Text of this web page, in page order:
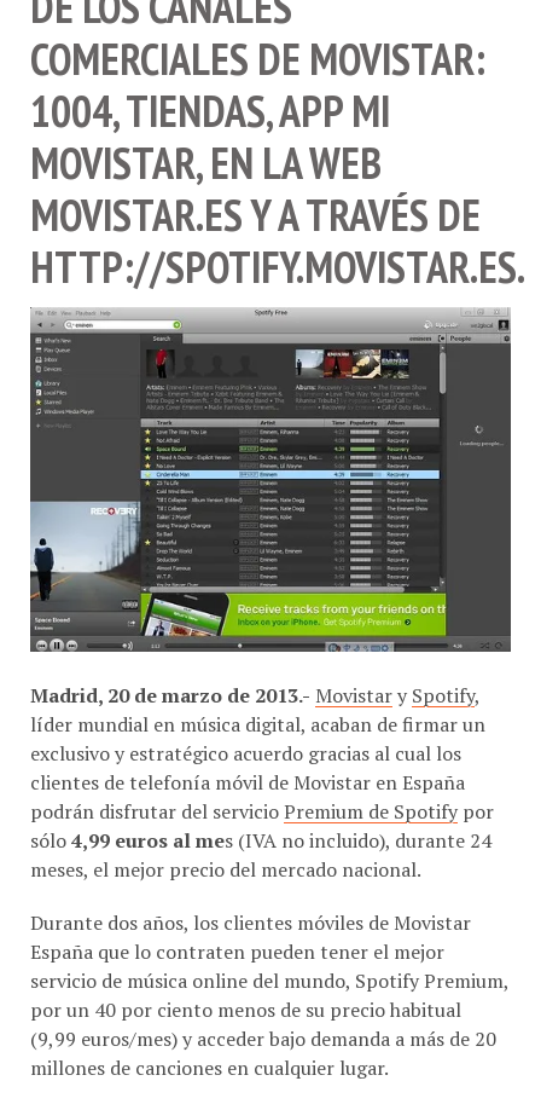
COMERCIALES DE MOVISTAR:
1004, TIENDAS, APP MI
MOVISTAR, EN LA WEB
MOVISTAR.ES Y A TRAVÉS DE
HTTP://SPOTIFY.MOVISTAR.ES.
Madrid, 20 de marzo de 2013.- Movistary Spotify,
líder mundial en música digital, acaban de firmar un
exclusivo y estratégico acuerdo gracias al cual los
clientes de telefonía móvil de Movistar en España
podrán disfrutar del servicioPremium de Spotify por
sólo4,99 euros al mes (IVA no incluido), durante 24
meses, el mejor precio del mercado nacional.
Durante dos años, los clientes móviles de Movistar
España que lo contraten pueden tener el mejor
servicio de música online del mundo, Spotify Premium,
por un 40 por ciento menos de su precio habitual
(9,99 euros/mes) y acceder bajo demanda a más de 20
millones de canciones en cualquier lugar.